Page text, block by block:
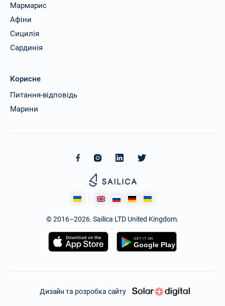
Мармарис
Афіни
Сицилія
Сардинія
Корисне
Питання-відповідь
Марини
© 2016–2026. Sailica LTD United Kingdom.
Дизайн та розробка сайту